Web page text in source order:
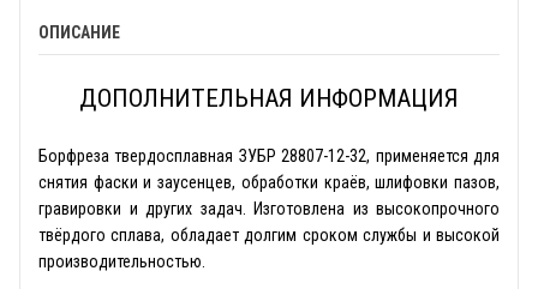
ОПИСАНИЕ
ДОПОЛНИТЕЛЬНАЯ ИНФОРМАЦИЯ
Борфреза твердосплавная ЗУБР 28807-12-32, применяется для
снятия фаски и заусенцев, обработки краёв, шлифовки пазов,
гравировки и других задач. Изготовлена из высокопрочного
твёрдого сплава, обладает долгим сроком службы и высокой
производительностью.